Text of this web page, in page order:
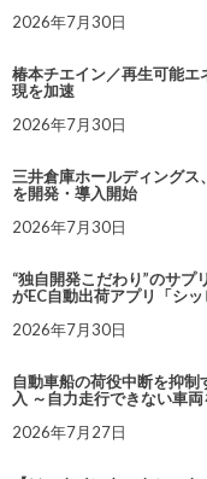
2026年7月30日
椿本チエイン／再生可能
現を加速
2026年7月30日
三井倉庫ホールディングス
を開発・導入開始
2026年7月30日
“独自開発こだわり”のサプ
がEC自動出荷アプリ「シ
2026年7月30日
自動車船の荷役中断を抑
入 ～自力走行できない車
2026年7月27日